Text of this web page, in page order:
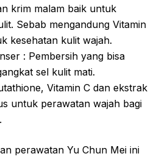
krim malam baik untuk
Sebab mengandung Vitamin
kesehatan kulit wajah.
: Pembersih yang bisa
sel kulit mati.
Vitamin C dan ekstrak
untuk perawatan wajah bagi
perawatan Yu Chun Mei ini